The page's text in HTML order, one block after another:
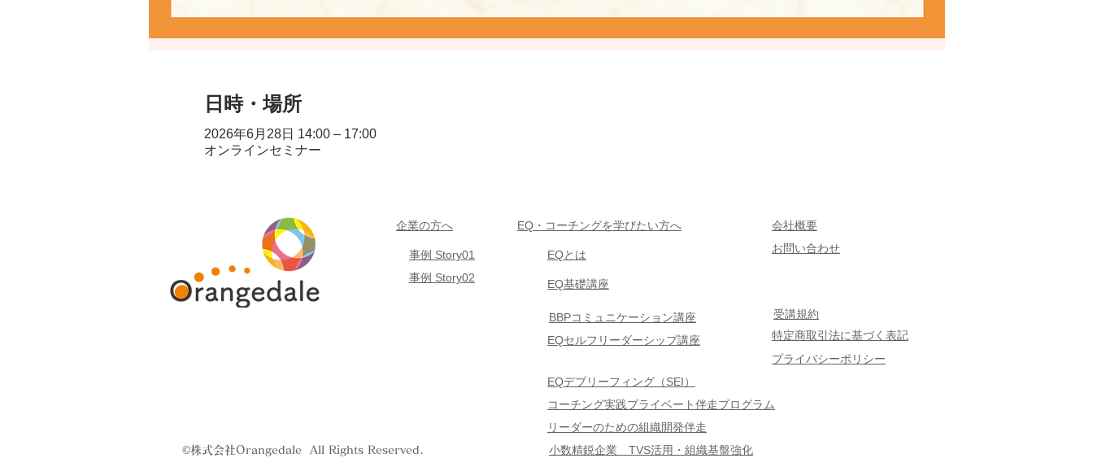
日時・場所
2026年6月28日 14:00 – 17:00
オンラインセミナー
企業の方へ EQ・コーチングを学びたい方へ
事例 Story01
事例 Story02
EQとは
EQ基礎講座
BBPコミュニケーション講座
EQセルフリーダーシップ講座
会社概要
​お問い合わせ
特定商取引法に基づく表記
受講規約
プライバシーポリシー
EQデブリーフィング（SEI）
コーチング実践プライベート伴走プログラム
リーダーのための組織開発伴走
©株式会社Orangedale All Rights Reserved. 小数精鋭企業 TVS活用・組織基盤強化